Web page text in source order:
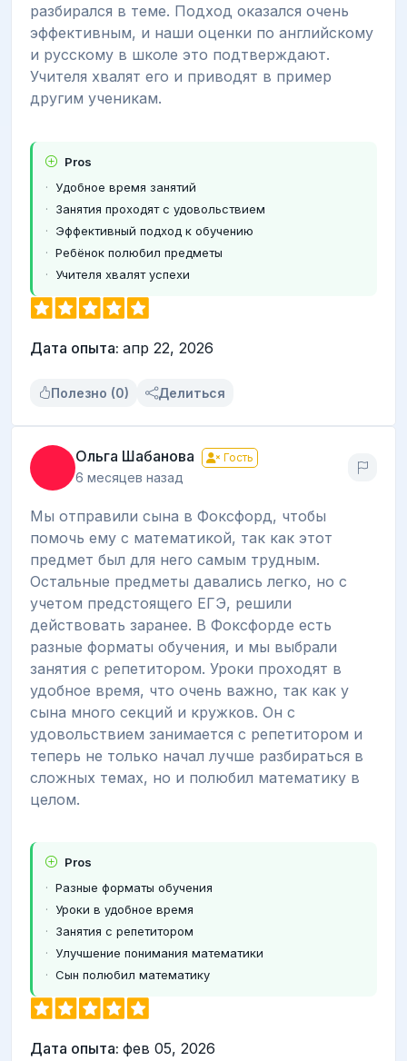
разбирался в теме. Подход оказался очень
эффективным, и наши оценки по английскому
и русскому в школе это подтверждают.
Учителя хвалят его и приводят в пример
другим ученикам.
Pros
Удобное время занятий
Занятия проходят с удовольствием
Эффективный подход к обучению
Ребёнок полюбил предметы
Учителя хвалят успехи
Дата опыта: апр 22, 2026
Полезно (0) Делиться
Ольга Шабанова Гость
6 месяцев назад
Мы отправили сына в Фоксфорд, чтобы
помочь ему с математикой, так как этот
предмет был для него самым трудным.
Остальные предметы давались легко, но с
учетом предстоящего ЕГЭ, решили
действовать заранее. В Фоксфорде есть
разные форматы обучения, и мы выбрали
занятия с репетитором. Уроки проходят в
удобное время, что очень важно, так как у
сына много секций и кружков. Он с
удовольствием занимается с репетитором и
теперь не только начал лучше разбираться в
сложных темах, но и полюбил математику в
целом.
Pros
Разные форматы обучения
Уроки в удобное время
Занятия с репетитором
Улучшение понимания математики
Сын полюбил математику
Дата опыта: фев 05, 2026